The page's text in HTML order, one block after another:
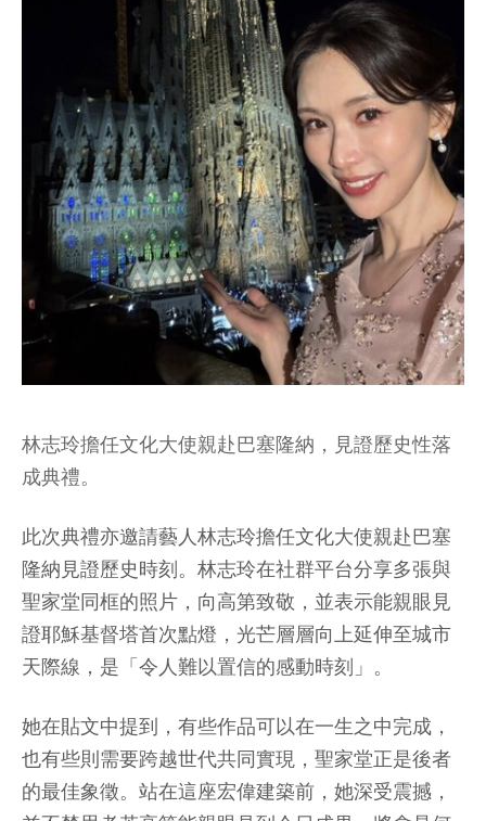
林志玲擔任文化大使親赴巴塞隆納，見證歷史性落
成典禮。
此次典禮亦邀請藝人林志玲擔任文化大使親赴巴塞
隆納見證歷史時刻。林志玲在社群平台分享多張與
聖家堂同框的照片，向高第致敬，並表示能親眼見
證耶穌基督塔首次點燈，光芒層層向上延伸至城市
天際線，是「令人難以置信的感動時刻」。
她在貼文中提到，有些作品可以在一生之中完成，
也有些則需要跨越世代共同實現，聖家堂正是後者
的最佳象徵。站在這座宏偉建築前，她深受震撼，